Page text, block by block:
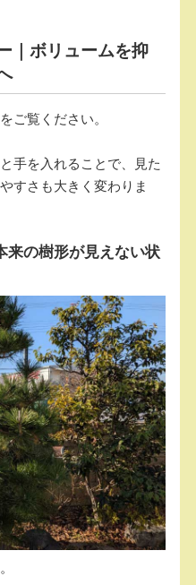
｜ボリュームを抑
ご覧ください。
手を入れることで、見た
すさも大きく変わりま
来の樹形が見えない状